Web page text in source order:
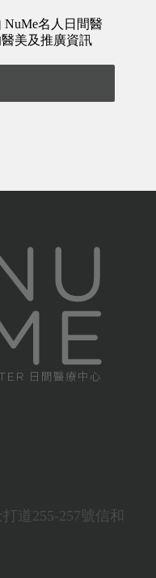
名人日間醫
美及推廣資訊
道255-257號信和